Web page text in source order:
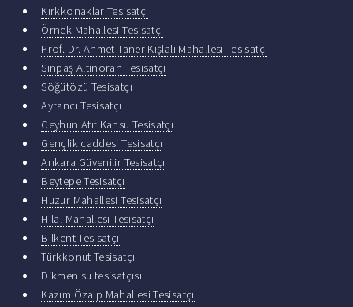
Kırkkonaklar Tesisatçı
Örnek Mahallesi Tesisatçı
Prof. Dr. Ahmet Taner Kışlalı Mahallesi Tesisatçı
Sinpaş Altınoran Tesisatçı
Söğütözü Tesisatçı
Ayrancı Tesisatçı
Ceyhun Atıf Kansu Tesisatçı
Gençlik caddesi Tesisatçı
Ankara Güvenilir Tesisatçı
Beytepe Tesisatçı
Huzur Mahallesi Tesisatçı
Hilal Mahallesi Tesisatçı
Bilkent Tesisatçı
Türkkonut Tesisatçı
Dikmen su tesisatçısı
Kazım Özalp Mahallesi Tesisatçı